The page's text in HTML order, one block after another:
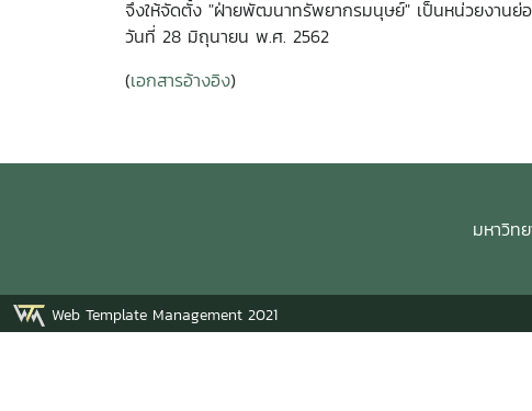
จึงให้จัดตั้ง "ฝ่ายพัฒนาทรัพยากรมนุษย์" เป็นหน่วยงานย่อ
วันที่ 28 มิถุนายน พ.ศ. 2562
(เอกสารอ้างอิง)
มหาวิท
Web Template Management 2021